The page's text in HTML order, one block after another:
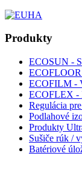
Produkty
ECOSUN -
ECOFLOOR
ECOFILM -
ECOFLEX -
Regulácia
Podlahové
Produkty
Sušiče rúk /
Batériové